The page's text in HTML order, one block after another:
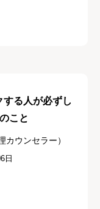
する人が必ずし
こと
カウンセラー）
日